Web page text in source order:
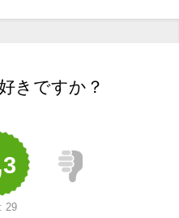
きですか？
3
29